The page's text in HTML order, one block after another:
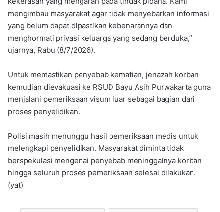
mengimbau masyarakat agar tidak menyebarkan informasi
yang belum dapat dipastikan kebenarannya dan
menghormati privasi keluarga yang sedang berduka,”
ujarnya, Rabu (8/7/2026).
Untuk memastikan penyebab kematian, jenazah korban
kemudian dievakuasi ke RSUD Bayu Asih Purwakarta guna
menjalani pemeriksaan visum luar sebagai bagian dari
proses penyelidikan.
Polisi masih menunggu hasil pemeriksaan medis untuk
melengkapi penyelidikan. Masyarakat diminta tidak
berspekulasi mengenai penyebab meninggalnya korban
hingga seluruh proses pemeriksaan selesai dilakukan.
(yat)